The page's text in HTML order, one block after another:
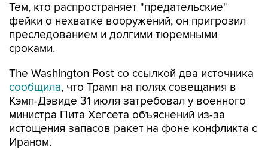
Тем, кто распространяет "предательские"
фейки о нехватке вооружений, он пригрозил
преследованием и долгими тюремными
сроками.
The Washington Post со ссылкой два источника
сообщила, что Трамп на полях совещания в
Кэмп-Дэвиде 31 июля затребовал у военного
министра Пита Хегсета объяснений из-за
истощения запасов ракет на фоне конфликта с
Ираном.